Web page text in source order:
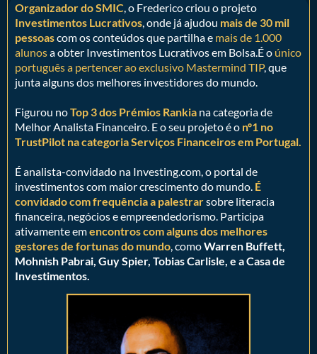
Organizador do SMIC, o Frederico criou o projeto
Investimentos Lucrativos, onde já ajudou mais de 30 mil
pessoascom os conteúdos que partilha e mais de 1.000
alunosa obter Investimentos Lucrativos em Bolsa.É o único
português a pertencer ao exclusivo Mastermind TIP, que
junta alguns dos melhores investidores do mundo.
Figurou noTop 3 dos Prémios Rankia na categoria de
Melhor Analista Financeiro. E o seu projeto é o nº1 no
TrustPilot na categoria Serviços Financeiros em Portugal.
É analista-convidado na Investing.com, o portal de
investimentos com maior crescimento do mundo. É
convidado com frequência a palestrarsobre literacia
financeira, negócios e empreendedorismo. Participa
ativamente emencontros com alguns dos melhores
gestores de fortunas do mundo, comoWarren Buffett,
Mohnish Pabrai, Guy Spier, Tobias Carlisle, e a Casa de
Investimentos.